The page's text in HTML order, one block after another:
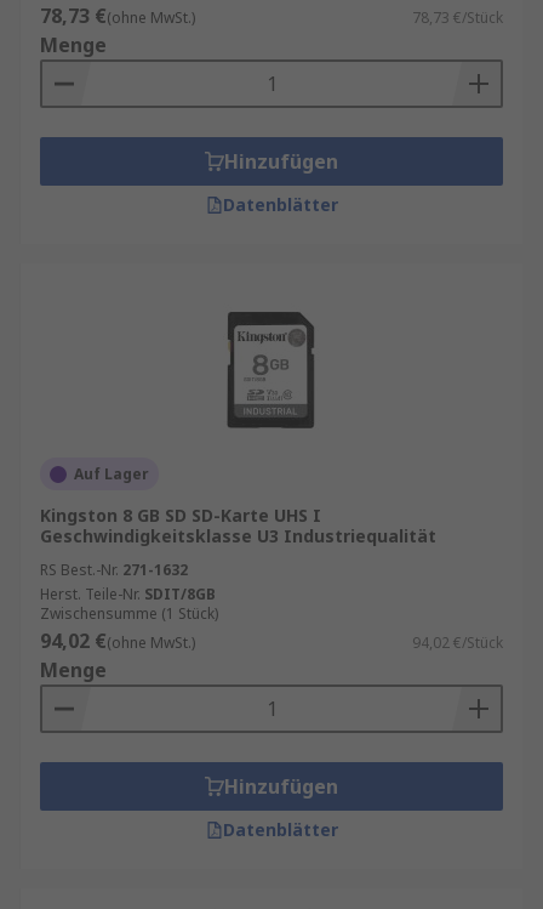
78,73 €(ohne MwSt.) 78,73 €/Stück
Menge
Hinzufügen
Datenblätter
Auf Lager
Kingston 8 GB SD SD-Karte UHS I
Geschwindigkeitsklasse U3 Industriequalität
RS Best.-Nr. 271-1632
Herst. Teile-Nr. SDIT/8GB
Zwischensumme (1 Stück)
94,02 €(ohne MwSt.) 94,02 €/Stück
Menge
Hinzufügen
Datenblätter